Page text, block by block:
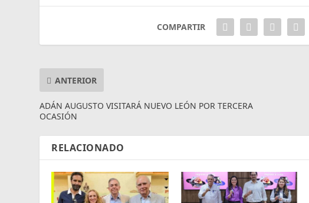
COMPARTIR
ANTERIOR
ADÁN AUGUSTO VISITARÁ NUEVO LEÓN POR TERCERA
OCASIÓN
RELACIONADO